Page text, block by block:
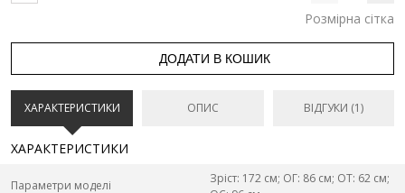
Розмірна сітка
ДОДАТИ В КОШИК
ХАРАКТЕРИСТИКИ ОПИС ВІДГУКИ (1)
ХАРАКТЕРИСТИКИ
Параметри моделі
Зріст: 172 см; ОГ: 86 см; ОТ: 62 см;